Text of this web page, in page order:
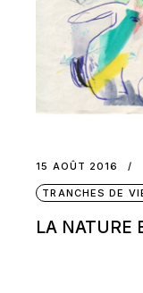
15 AOÛT 2016
TRANCHES DE
LA NATURE